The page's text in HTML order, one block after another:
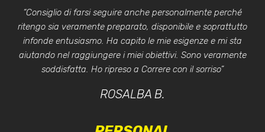
“Consiglio di farsi seguire anche personalmente perché
ritengo sia veramente preparato, disponibile e soprattutto
infonde entusiasmo. Ha capito le mie esigenze e mi sta
aiutando nel raggiungere i miei obiettivi. Sono veramente
soddisfatta. Ho ripreso a Correre con il sorriso”
ROSALBA B.